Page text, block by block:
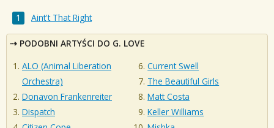
Aint't That Right
PODOBNI ARTYŚCI DO G. LOVE
ALO (Animal Liberation
Orchestra)
Donavon Frankenreiter
Dispatch
Current Swell
The Beautiful Girls
Matt Costa
Keller Williams